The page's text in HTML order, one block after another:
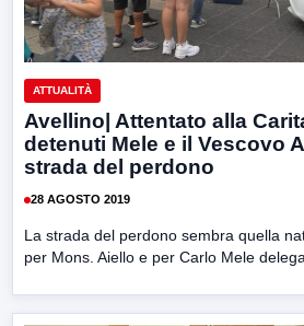
ATTUALITÀ
Avellino| Attentato alla
detenuti Mele e il Vescovo
strada del perdono
28 AGOSTO 2019
La strada del perdono sembra quella
per Mons. Aiello e per Carlo Mele